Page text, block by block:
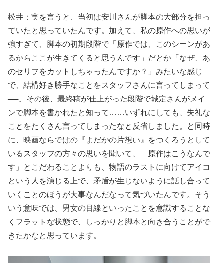
松井：実を言うと、当初は安川さんが脚本の大部分を担っ
ていたと思っていたんです。加えて、私の原作への思いが
強すぎて、脚本の初期段階で「原作では、このシーンがあ
るからここが生きてくると思うんです」だとか「なぜ、あ
のセリフをカットしちゃったんですか？」みたいな感じ
で、結構好き勝手なことをスタッフさんに言ってしまって
──。その後、最終稿が仕上がった段階で城定さんがメイ
ンで脚本を書かれたと知って……いずれにしても、失礼な
ことをたくさん言ってしまったなと反省しました。と同時
に、映画ならではの『よだかの片想い』をつくろうとして
いるスタッフの方々の思いを聞いて、「原作はこうなんで
す」とこだわることよりも、物語のラストに向けてアイコ
という人を演じる上で、矛盾が生じないように話し合って
いくことのほうが大事なんだなって気づいたんです。そう
いう意味では、男女の目線といったことを意識することな
くフラットな状態で、しっかりと脚本と向き合うことがで
きたかなと思っています。